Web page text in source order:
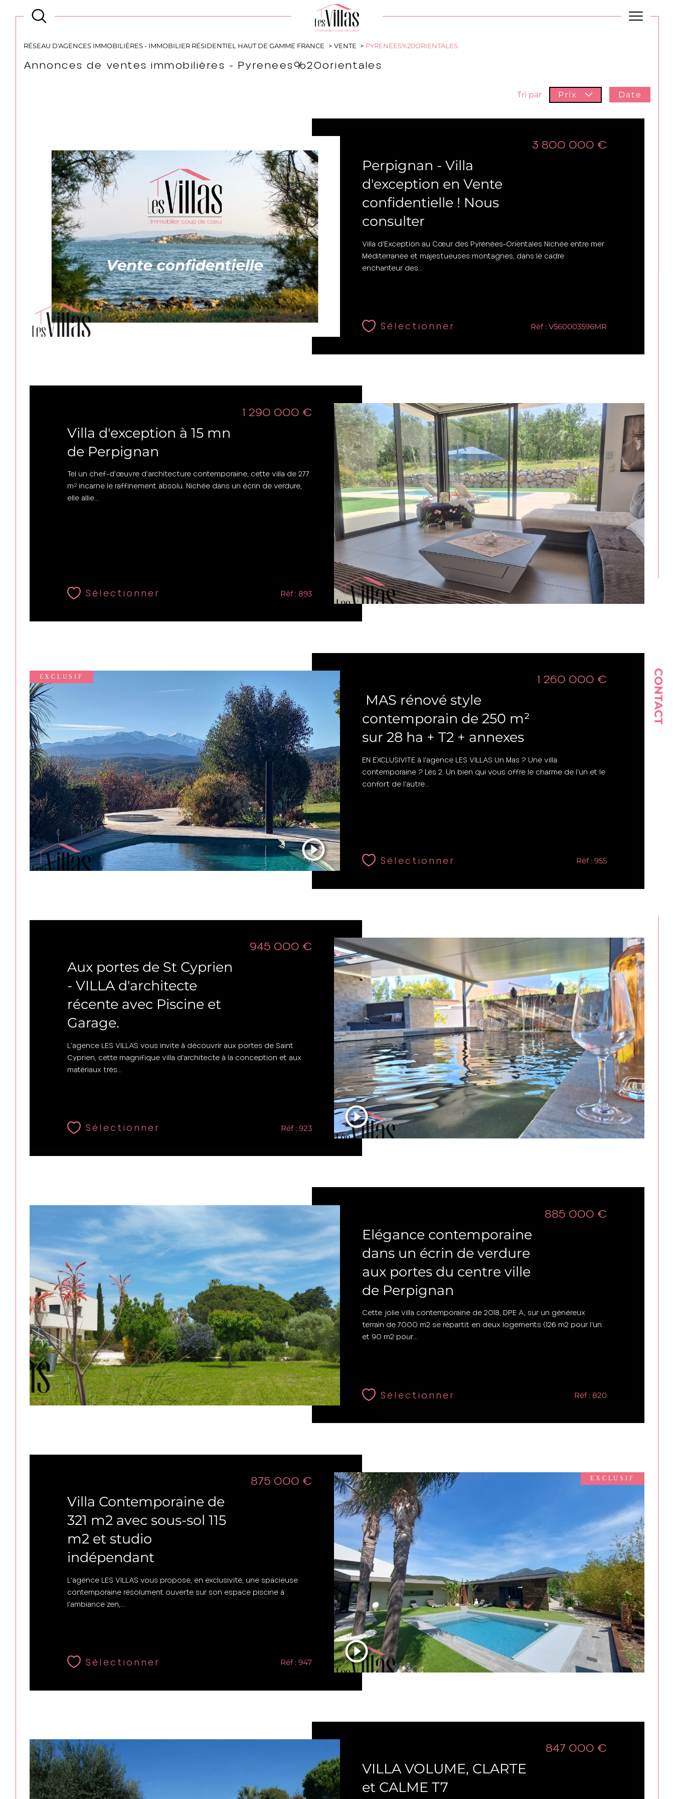
CONTACT
Type
bien
Ville
RÉSEAU D'AGENCES IMMOBILIÈRES - IMMOBILIER RÉSIDENTIEL HAUT DE GAMME FRANCE VENTE PYRENEES%20ORIENTALES
Annonces de ventes immobilières - Pyrenees%20orientales
Tri par Prix Date
Perpignan - Villa
d'exception en Vente
confidentielle ! Nous
consulter
3 800 000 €
Villa d'Exception au Cœur des Pyrénées-Orientales Nichée entre mer
Méditerranée et majestueuses montagnes, dans le cadre
enchanteur des...
Sélectionner Réf : V560003596MR
Villa d'exception à 15 mn
de Perpignan
1 290 000 €
Tel un chef-d’œuvre d’architecture contemporaine, cette villa de 277
m² incarne le raffinement absolu. Nichée dans un écrin de verdure,
elle allie...
Sélectionner Réf : 893
MAS rénové style
contemporain de 250 m²
sur 28 ha + T2 + annexes
1 260 000 €
EN EXCLUSIVITE à l'agence LES VILLAS Un Mas ? Une villa
contemporaine ? Les 2. Un bien qui vous offre le charme de l'un et le
confort de l'autre...
Sélectionner Réf : 955
EXCLUSIF
Aux portes de St Cyprien
- VILLA d'architecte
récente avec Piscine et
Garage.
945 000 €
L'agence LES VILLAS vous invite à découvrir aux portes de Saint
Cyprien, cette magnifique villa d'architecte à la conception et aux
matériaux très...
Sélectionner Réf : 923
Elégance contemporaine
dans un écrin de verdure
aux portes du centre ville
de Perpignan
885 000 €
Cette jolie villa contemporaine de 2018, DPE A, sur un généreux
terrain de 7000 m2 se répartit en deux logements (126 m2 pour l'un
et 90 m2 pour...
Sélectionner Réf : 820
Villa Contemporaine de
321 m2 avec sous-sol 115
m2 et studio
indépendant
875 000 €
L'agence LES VILLAS vous propose, en exclusivité, une spacieuse
contemporaine résolument ouverte sur son espace piscine à
l'ambiance zen,...
Sélectionner Réf : 947
EXCLUSIF
VILLA VOLUME, CLARTE
et CALME T7
847 000 €